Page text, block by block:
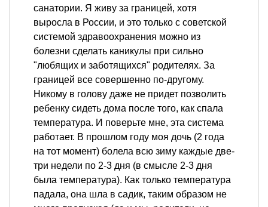
санатории. Я живу за границей, хотя
выросла в России, и это только с советской
системой здравоохранения можно из
болезни сделать каникулы при сильно
"любящих и заботящихся" родителях. За
границей все совершенно по-другому.
Никому в голову даже не придет позволить
ребенку сидеть дома после того, как спала
температура. И поверьте мне, эта система
работает. В прошлом году моя дочь (2 года
на тот момент) болела всю зиму каждые две-
три недели по 2-3 дня (в смысле 2-3 дня
была температура). Как только температура
падала, она шла в садик, таким образом не